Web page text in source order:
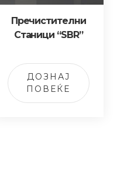
Пречистителни
Станици “SBR”
ДОЗНАЈ
ПОВЕЌЕ